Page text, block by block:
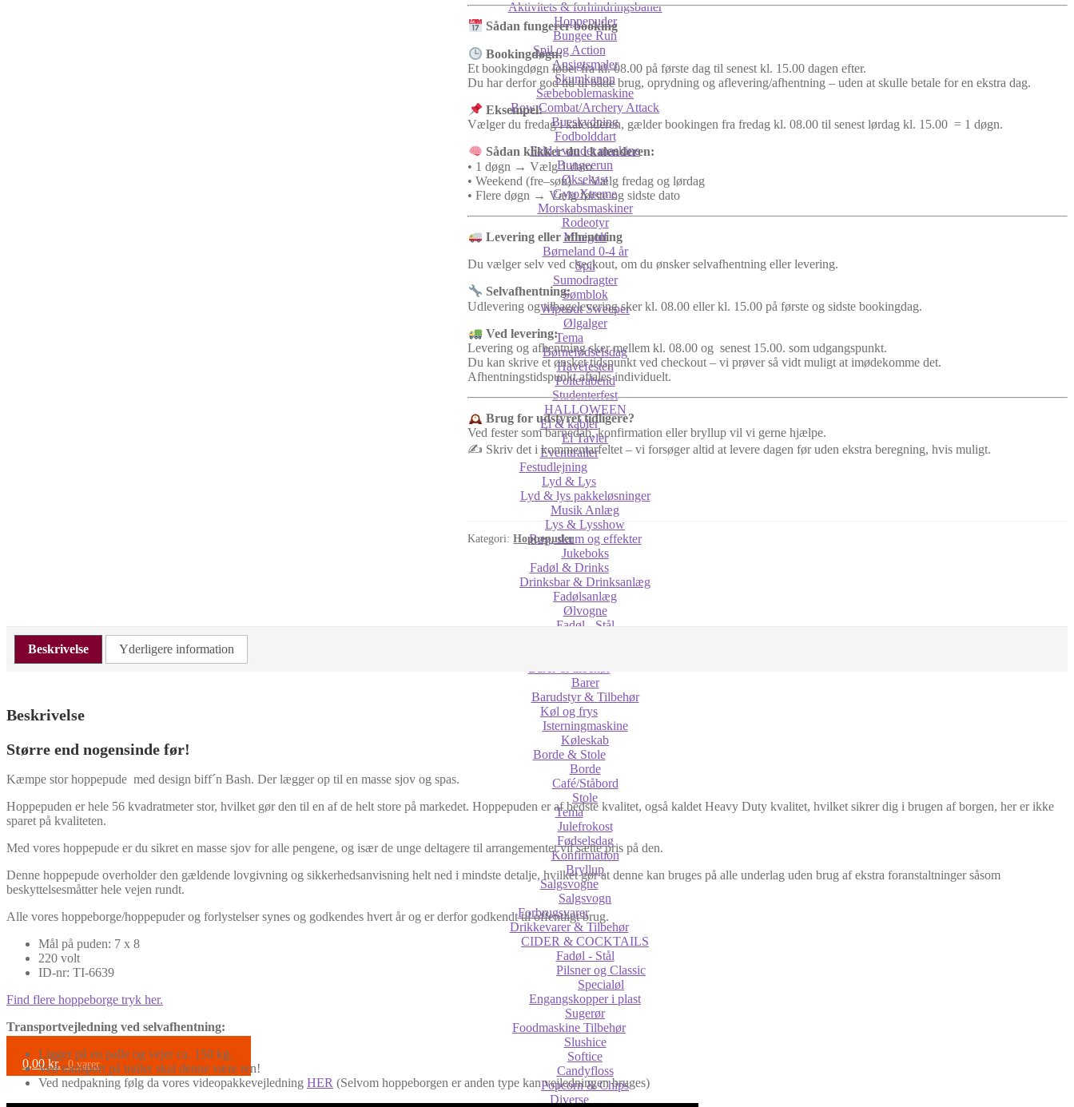
Aktivitets & forhindringsbaner
Hoppepuder
Bungee Run
Spil og Action
Ansigtsmaler
Skumkanon
Sæbeboblemaskine
Bow Combat/Archery Attack
Bueskydning
Fodbolddart
Fald i vandet maskine
Bungeerun
Øksekast
GyroXtreme
Morskabsmaskiner
Rodeotyr
Minigolf
Børneland 0-4 år
Spil
Sumodragter
Sømblok
Wipeout Sweeper
Ølgalger
Tema
Børnefødselsdag
Havefesten
Polterabend
Studenterfest
HALLOWEEN
El & kabler
El Tavler
Eventtrailer
Festudlejning
Lyd & Lys
Lyd & lys pakkeløsninger
Musik Anlæg
Lys & Lysshow
Røg, skum og effekter
Jukeboks
Fadøl & Drinks
Drinksbar & Drinksanlæg
Fadølsanlæg
Ølvogne
Fadøl - Stål
Barer
Barudstyr & Tilbehør
Køl og frys
Isterningmaskine
Køleskab
Borde & Stole
Borde
Café/Ståbord
Stole
Tema
Julefrokost
Fødselsdag
Konfirmation
Bryllup
Salgsvogne
Salgsvogn
Forbrugsvarer
Drikkevarer & Tilbehør
CIDER & COCKTAILS
Fadøl - Stål
Pilsner og Classic
Specialøl
Engangskopper i plast
Sugerør
Foodmaskine Tilbehør
Slushice
Softice
Candyfloss
Popcorn & Chips
Diverse
0,00kr. 0 varer
Sådan fungerer booking
Bookingdøgn:
Et bookingdøgn løber fra kl. 08.00 på første dag til senest kl. 15.00 dagen efter.
Du har derfor god tid til både brug, oprydning og aflevering/afhentning – uden at skulle betale for en ekstra dag.
Eksempel:
Vælger du fredag i kalenderen, gælder bookingen fra fredag kl. 08.00 til senest lørdag kl. 15.00 = 1 døgn.
Sådan klikker du i kalenderen:
• 1 døgn → Vælg 1 dato
• Weekend (fre–søn) → Vælg fredag og lørdag
• Flere døgn → Vælg første og sidste dato
Levering eller afhentning
Du vælger selv ved checkout, om du ønsker selvafhentning eller levering.
Selvafhentning:
Udlevering og tilbagelevering sker kl. 08.00 eller kl. 15.00 på første og sidste bookingdag.
Ved levering:
Levering og afhentning sker mellem kl. 08.00 og senest 15.00. som udgangspunkt.
Du kan skrive et ønsket tidspunkt ved checkout – vi prøver så vidt muligt at imødekomme det.
Afhentningstidspunkt aftales individuelt.
Brug for udstyret tidligere?
Ved fester som barnedåb, konfirmation eller bryllup vil vi gerne hjælpe.
✍️ Skriv det i kommentarfeltet – vi forsøger altid at levere dagen før uden ekstra beregning, hvis muligt.
Kategori:Hoppepuder
Beskrivelse Yderligere information
Beskrivelse
Større end nogensinde før!
Kæmpe stor hoppepude med design biff´n Bash. Der lægger op til en masse sjov og spas.
Hoppepuden er hele 56 kvadratmeter stor, hvilket gør den til en af de helt store på markedet. Hoppepuden er af bedste kvalitet, også kaldet Heavy Duty kvalitet, hvilket sikrer dig i brugen af borgen, her er ikke
sparet på kvaliteten.
Med vores hoppepude er du sikret en masse sjov for alle pengene, og især de unge deltagere til arrangementet vil sætte pris på den.
Denne hoppepude overholder den gældende lovgivning og sikkerhedsanvisning helt ned i mindste detalje, hvilket gør at denne kan bruges på alle underlag uden brug af ekstra foranstaltninger såsom
beskyttelsesmåtter hele vejen rundt.
Alle vores hoppeborge/hoppepuder og forlystelser synes og godkendes hvert år og er derfor godkendt til offentligt brug.
Mål på puden: 7 x 8
220 volt
ID-nr: TI-6639
Find flere hoppeborge tryk her.
Transportvejledning ved selvafhentning:
Ligger på en palle og vejer ca. 150 kg.
Ved transport på trailer skal denne være ren!
Ved nedpakning følg da vores videopakkevejledning HER (Selvom hoppeborgen er anden type kan vejledningen bruges)